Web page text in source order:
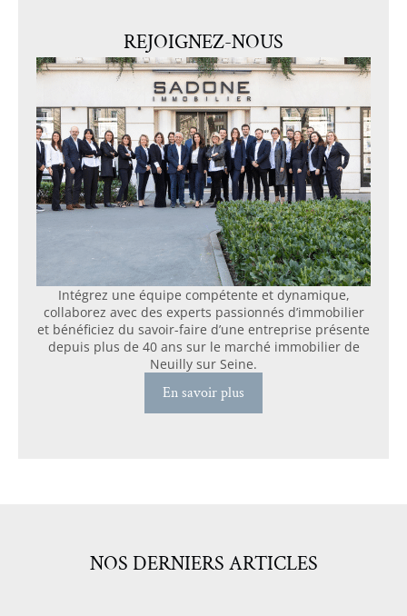
REJOIGNEZ-NOUS
Intégrez une équipe compétente et dynamique,
collaborez avec des experts passionnés d’immobilier
et bénéficiez du savoir-faire d’une entreprise présente
depuis plus de 40 ans sur le marché immobilier de
Neuilly sur Seine.
En savoir plus
NOS DERNIERS ARTICLES